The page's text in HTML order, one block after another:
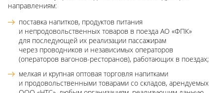
направлениям:
поставка напитков, продуктов питания
и непродовольственных товаров в поезда АО «ФПК»
для последующей их реализации пассажирам
через проводников и независимых операторов
(операторов вагонов-ресторанов), работающих в поездах;
мелкая и крупная оптовая торговля напитками
и продовольственными товарами со складов, арендуемых